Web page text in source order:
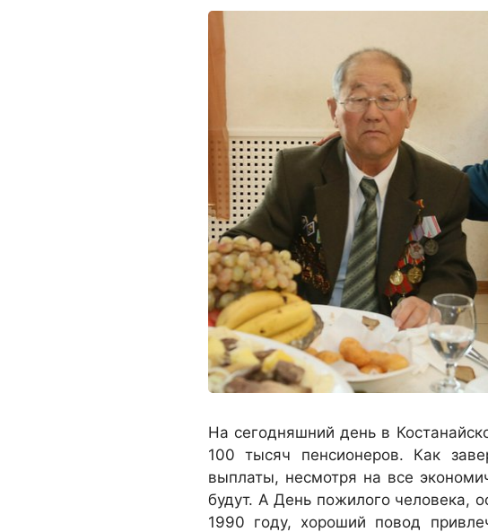
На сегодняшний день в
100 тысяч пенсионеров. Как
выплаты, несмотря на все
будут. А День пожилого человека,
1990 году, хороший повод